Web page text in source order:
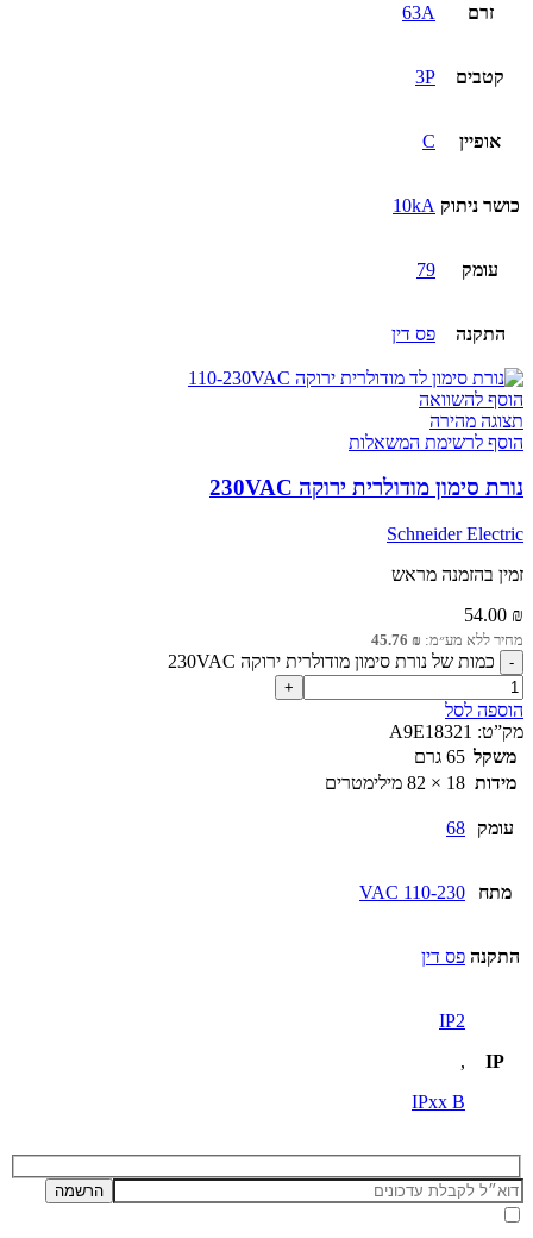
זרם 63A
קטבים 3P
אופיין C
כושר ניתוק 10kA
עומק 79
התקנה פס דין
הוסף להשוואה
תצוגה מהירה
הוסף לרשימת המשאלות
נורת סימון מודולרית ירוקה 230VAC
Schneider Electric
זמין בהזמנה מראש
54.00 ₪
מחיר ללא מע״מ: 45.76 ₪
כמות של נורת סימון מודולרית ירוקה 230VAC
הוספה לסל
מק”ט: A9E18321
משקל 65 גרם
מידות 18 × 82 מילימטרים
עומק 68
מתח 110-230 VAC
התקנה פס דין
IP
IP2
,
IPxx B